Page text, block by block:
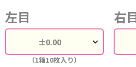
左目
（1箱10枚入り）
右